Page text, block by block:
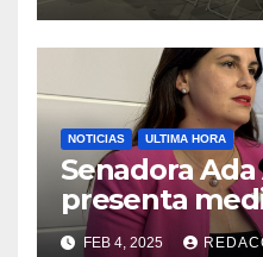
NOTICIAS ULTIMA HORA
Senadora
presenta
violencia en
FEB 4, 2025